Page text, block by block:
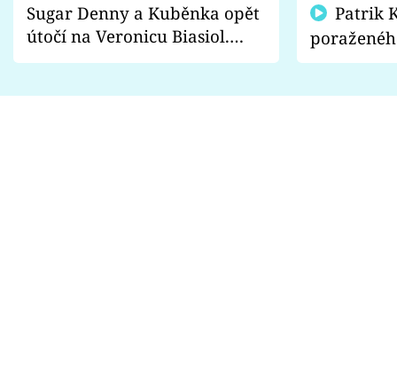
Sugar Denny a Kuběnka opět
útočí na Veronicu Biasiol.
Proč je podle nich falešná a
fanoušci